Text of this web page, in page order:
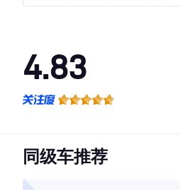
4.83
·空间表现较为优秀，优于87%同级车
同级车推荐